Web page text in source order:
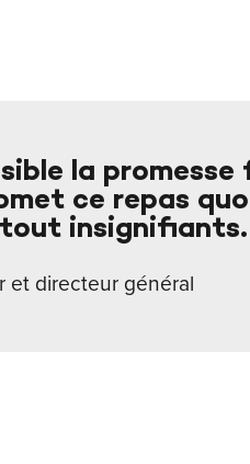
la
ce repas
insignifiants.
et directeur général